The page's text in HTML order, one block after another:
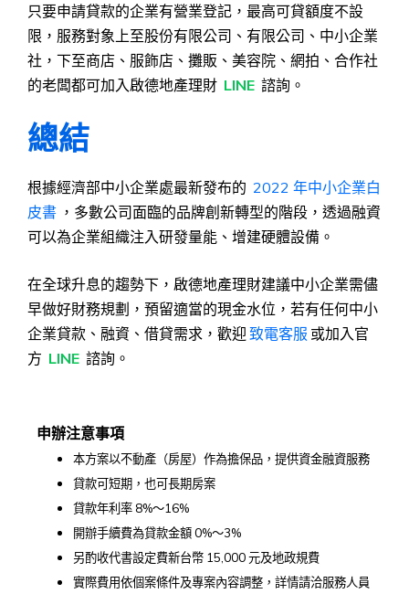
只要申請貸款的企業有營業登記，最高可貸額度不設
限，服務對象上至股份有限公司、有限公司、中小企業
社，下至商店、服飾店、攤販、美容院、網拍、合作社
的老闆都可加入啟德地產理財 LINE 諮詢。
總結
根據經濟部中小企業處最新發布的 2022 年中小企業白
皮書 ，多數公司面臨的品牌創新轉型的階段，透過融資
可以為企業組織注入研發量能、增建硬體設備。
在全球升息的趨勢下，啟德地產理財建議中小企業需儘
早做好財務規劃，預留適當的現金水位，若有任何中小
企業貸款、融資、借貸需求，歡迎 致電客服 或加入官
方 LINE 諮詢。
申辦注意事項
本方案以不動產（房屋）作為擔保品，提供資金融資服務
貸款可短期，也可長期房案
貸款年利率 8%～16%
開辦手續費為貸款金額 0%～3%
另酌收代書設定費新台幣 15,000 元及地政規費
實際費用依個案條件及專案內容調整，詳情請洽服務人員